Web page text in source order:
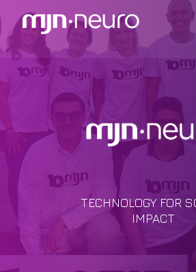
TECHNOLOGY FOR
IMPACT